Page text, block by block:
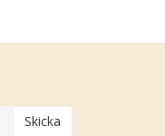
Skicka